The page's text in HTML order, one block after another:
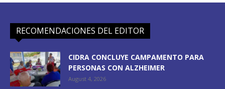
RECOMENDACIONES DEL EDITOR
CIDRA CONCLUYE CAMPAMENTO PARA
PERSONAS CON ALZHEIMER
August 4, 2026